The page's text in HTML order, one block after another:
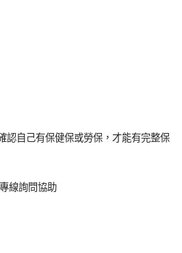
認自己有保健保或勞保，才能有完整保
線詢問協助